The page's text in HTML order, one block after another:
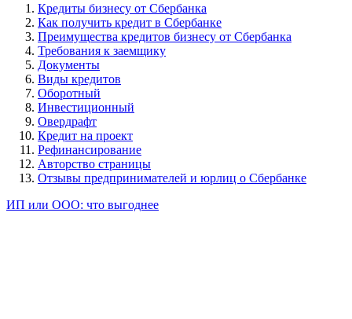
Кредиты бизнесу от Сбербанка
Как получить кредит в Сбербанке
Преимущества кредитов бизнесу от Сбербанка
Требования к заемщику
Документы
Виды кредитов
Оборотный
Инвестиционный
Овердрафт
Кредит на проект
Рефинансирование
Авторство страницы
Отзывы предпринимателей и юрлиц о Сбербанке
ИП или ООО: что выгоднее